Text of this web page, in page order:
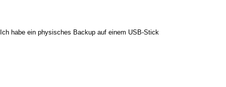
habe ein physisches Backup auf einem USB-Stick